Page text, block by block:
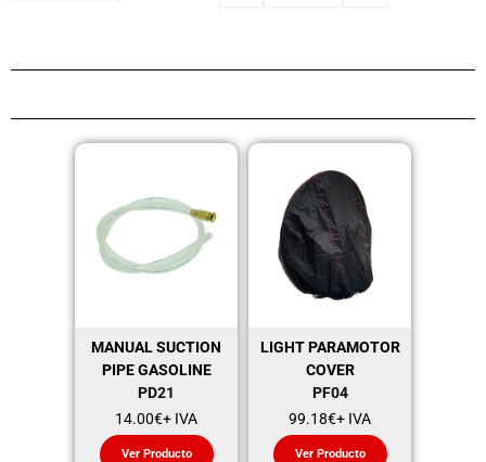
MANUAL SUCTION
PIPE GASOLINE
PD21
14.00€+ IVA
Ver Producto
LIGHT PARAMOTOR
COVER
PF04
99.18€+ IVA
Ver Producto